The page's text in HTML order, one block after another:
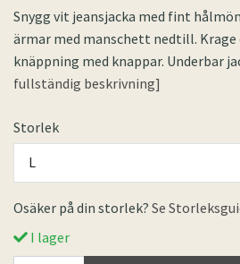
Snygg vit jeansjacka med fint
ärmar med manschett nedtill. Krage
knäppning med knappar. Underbar
fullständig beskrivning]
Storlek
L
Osäker på din storlek? Se
I lager